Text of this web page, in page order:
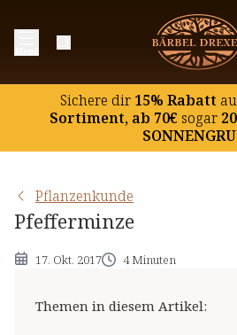
Sichere dir15% Rabatt
Sortiment, ab 70€ sogar
Pflanzenkunde
Pfefferminze
17. Okt. 2017 4 Minuten
Themen in diesem Artikel:
Etymologie und
Botanik der Pfefferminze
Inhaltsstoffe und deren
Hinweise